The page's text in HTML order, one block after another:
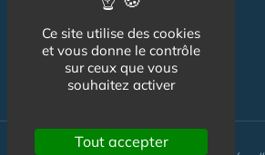
NOS AUTRES SITES :
Ce site utilise des cookies
et vous donne le contrôle
sur ceux que vous
souhaitez activer
Tout accepter